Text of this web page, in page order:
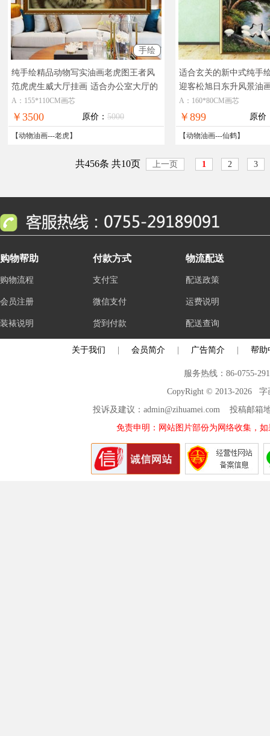
手绘
纯手绘精品动物写实油画老虎图王者风
范虎虎生威大厅挂画 适合办公室大厅的
动物老虎写实油画
A：155*110CM画芯
￥3500 原价： 5000
【动物油画---老虎】
适合玄关的新中式纯手
迎客松旭日东升风景油
景油画仙鹤图
A：160*80CM画芯
￥899 原价
【动物油画---仙鹤】
共456条 共10页 上一页 1 2 3
购物帮助
购物流程
会员注册
装裱说明
付款方式
支付宝
微信支付
货到付款
物流配送
配送政策
运费说明
配送查询
关于我们 会员简介 广告简介 帮助
服务热线：86-0755-
CopyRight © 2013-2026 字
投诉及建议：admin@zihuamei.com 投稿邮
免责申明：网站图片部份为网络收集，